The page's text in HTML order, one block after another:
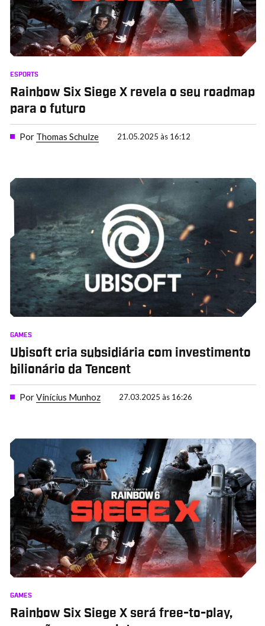
ESPORTS
Rainbow Six Siege X revela o seu roadmap
para o futuro
Por Thomas Schulze 21.05.2025 às 16:12
GAMES
Ubisoft cria subsidiária com investimento
bilionário da Tencent
PorVinícius Munhoz 27.03.2025 às 16:26
GAMES
Rainbow Six Siege X será free-to-play,